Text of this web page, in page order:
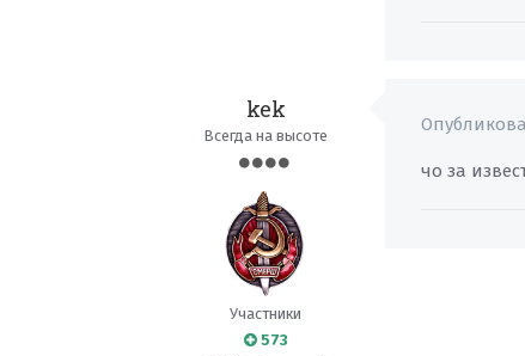
kek
Всегда на высоте
Участники
573
чо за